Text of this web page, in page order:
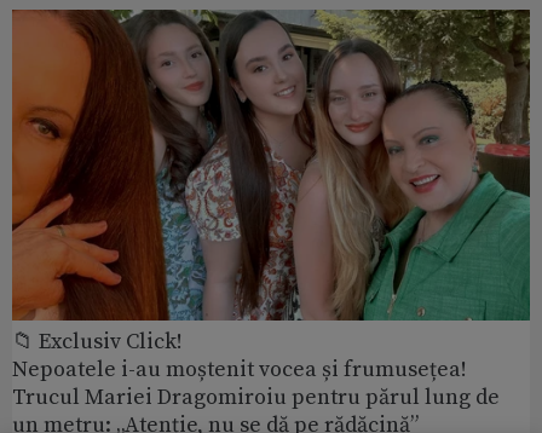
📁 Exclusiv Click!
Nepoatele i-au moștenit vocea și frumusețea!
Trucul Mariei Dragomiroiu pentru părul lung de
un metru: „Atenție, nu se dă pe rădăcină”